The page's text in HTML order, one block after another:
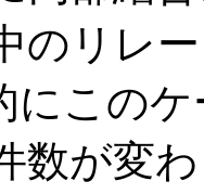
のリレ
にこの
数が変